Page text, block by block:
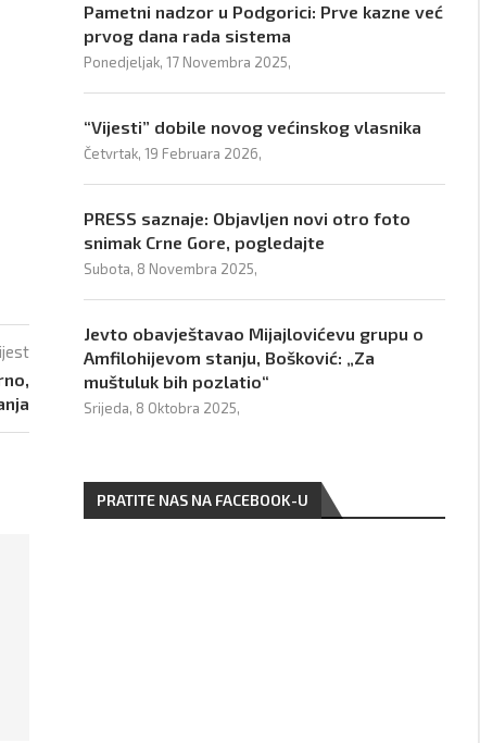
Pametni nadzor u Podgorici: Prve kazne već
prvog dana rada sistema
Ponedjeljak, 17 Novembra 2025,
“Vijesti” dobile novog većinskog vlasnika
Četvrtak, 19 Februara 2026,
PRESS saznaje: Objavljen novi otro foto
snimak Crne Gore, pogledajte
Subota, 8 Novembra 2025,
Jevto obavještavao Mijajlovićevu grupu o
Amfilohijevom stanju, Bošković: „Za
muštuluk bih pozlatio“
Srijeda, 8 Oktobra 2025,
PRATITE NAS NA FACEBOOK-U